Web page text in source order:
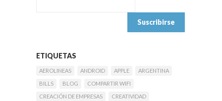
ETIQUETAS
AEROLINEAS ANDROID APPLE
ARGENTINA
BILLS
BLOG
COMPARTIR WIFI
CREACIÓN DE EMPRESAS
CREATIVIDAD